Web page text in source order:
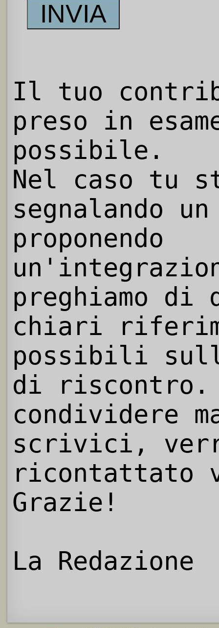
Il tuo
preso in
possibile.
Nel caso tu
segnalando
proponendo
preghiamo
chiari
possibili
di riscontro.
condividere
scrivici,
ricontattato
Grazie!
La Redazione